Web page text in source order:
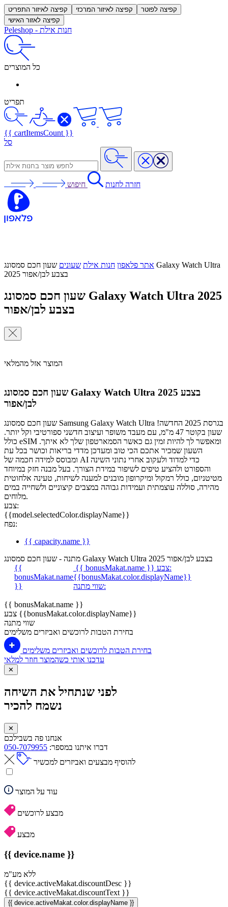
קפיצה לאיזור התפריט קפיצה לאיזור המרכזי
קפיצה לפוטר
קפיצה לאזור האישי
Peleshop - חנות אילת
כל המוצרים
תפריט
{{ cartItemsCount }}
סל
חזרה לחנות חיפוש
אתר פלאפון חנות אילת שעונים שעון חכם סמסונג Galaxy Watch Ultra
2025 בצבע לבן/אפור
שעון חכם סמסונג Galaxy Watch Ultra 2025
בצבע לבן/אפור
המוצר אזל מהמלאי
שעון חכם סמסונג Galaxy Watch Ultra 2025 בצבע
לבן/אפור
שעון חכם סמסונג Samsung Galaxy Watch Ultra בגרסת 2025 החדשה!
שעון בקוטר 47 מ"מ, עם מעבד משופר ועיצוב חדשני ספורטיבי וקל יותר.
כולל eSIM ומאפשר לך להיות זמין גם כאשר הסמארטפון שלך לא איתך.
השעון שמכיר אתכם הכי טוב ומעדכן מדדי בריאות וכושר בכל עת
ומבוסס למידה חכמה של AI כדי למדוד ולעקוב אחרי נתוני השינה
והספורט ולהציע טיפים לשיפור במידת הצורך. בעל מבנה חזק במיוחד
מטיטניום, כולל רמקול ומיקרופון מובנים למענה לשיחות, טעינה אלחוטית
מהירה, סוללה עוצמתית ועמידות גבוהה במצבים קיצוניים ולשחייה במים
מלוחים.
צבע:
{{model.selectedColor.displayName}}
נפח:
{{ capacity.name }}
מתנה - שעון חכם סמסונג Galaxy Watch Ultra 2025 בצבע לבן/אפור
{{
bonusMakat.name
}}
{{ bonusMakat.name }}
צבע:
{{bonusMakat.color.displayName}}
שווי מתנה:
{{ bonusMakat.name }}
צבע {{bonusMakat.color.displayName}}
שווי מתנה
בחירת הטבות לרוכשים ואביזרים משלימים
בחירת הטבות לרוכשים ואביזרים משלימים
עדכנו אותי כשהמוצר חוזר למלאי
✕
לפני שנתחיל את השיחה
נשמח להכיר
✕
אנחנו פה בשבילכם
דברו איתנו במספר: 050-7079955
להוסיף מבצעים ואביזרים למכשיר
עוד על המוצר
מבצע לרוכשים
מבצע
{{ device.name }}
ללא מע"מ
{{ device.activeMakat.discountDesc }}
{{ device.activeMakat.discountText }}
{{ device.activeMakat.color.displayName }}